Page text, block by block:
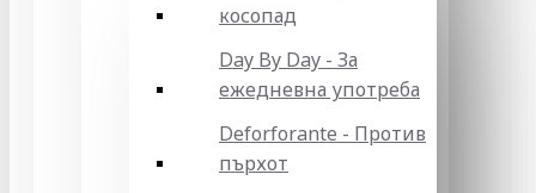
косопад
Day By Day - За
ежедневна употреба
Deforforante - Против
пърхот